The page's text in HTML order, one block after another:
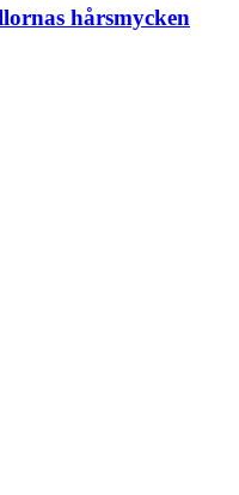
hårsmycken